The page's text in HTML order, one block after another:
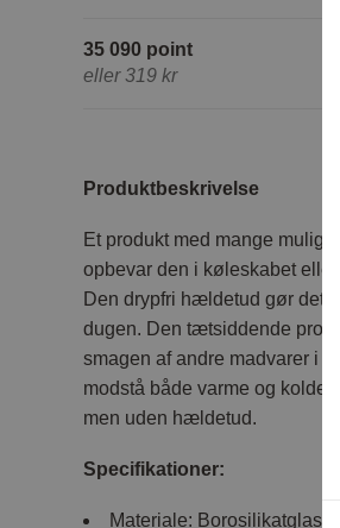
35 090 point
eller 319 kr
Produktbeskrivelse
Et produkt med mange
opbevar den i køleskabet
Den drypfri hældetud gør det
dugen. Den tætsiddende prop
smagen af ​​andre madvarer i
modstå både varme og kolde
men uden hældetud.
Specifikationer:
Materiale: Borosilikatglas.